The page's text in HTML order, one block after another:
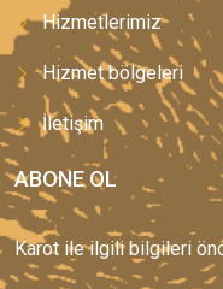
Hizmetlerimiz
Hizmet bölgeleri
İletişim
ABONE OL
Karot ile ilgili bilgileri